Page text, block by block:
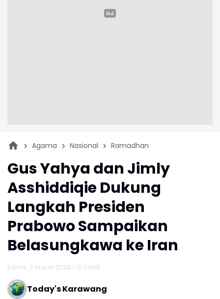
Agama Nasional Ramadhan
Gus Yahya dan Jimly
Asshiddiqie Dukung
Langkah Presiden
Prabowo Sampaikan
Belasungkawa ke Iran
Kamis, 5 Maret 2026 | 16:11 WIB
Today's Karawang